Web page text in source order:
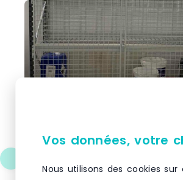
Rayonnage produits
Vos données, votre
Nous utilisons des cookies